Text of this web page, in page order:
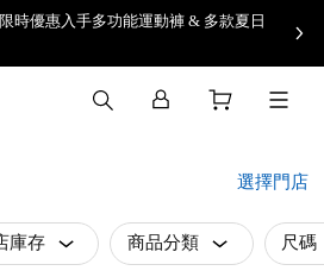
時優惠入手多功能運動褲 & 多款夏日
選擇門店
庫存 商品分類 尺碼